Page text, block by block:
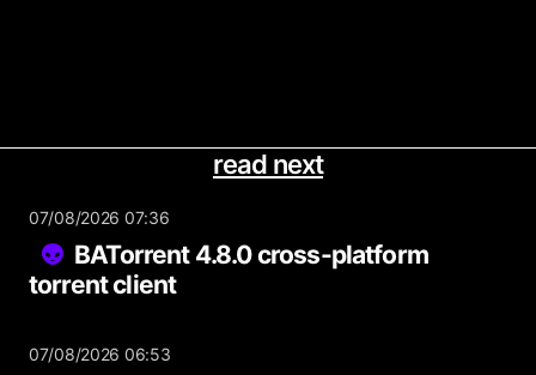
read next
07/08/2026 07:36
BATorrent 4.8.0 cross-platform
torrent client
07/08/2026 06:53